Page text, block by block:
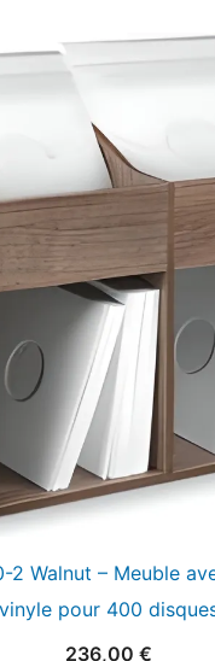
2 Walnut – Meuble
vinyle pour 400
236,00 €